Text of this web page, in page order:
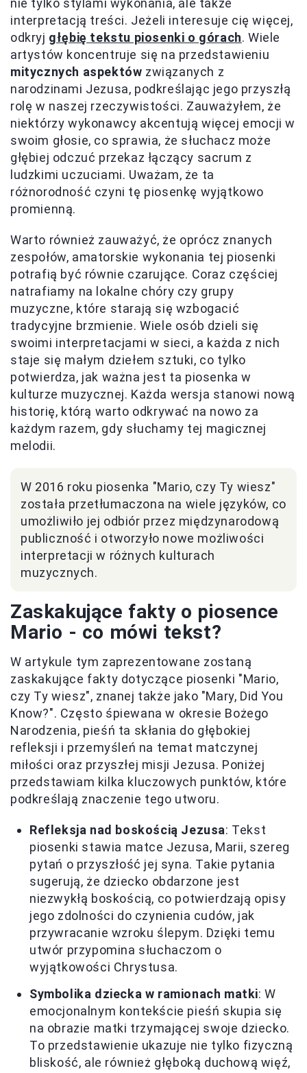
nie tylko stylami wykonania, ale także
interpretacją treści. Jeżeli interesuje cię więcej,
odkryj głębię tekstu piosenki o górach. Wiele
artystów koncentruje się na przedstawieniu
mitycznych aspektów związanych z
narodzinami Jezusa, podkreślając jego przyszłą
rolę w naszej rzeczywistości. Zauważyłem, że
niektórzy wykonawcy akcentują więcej emocji w
swoim głosie, co sprawia, że słuchacz może
głębiej odczuć przekaz łączący sacrum z
ludzkimi uczuciami. Uważam, że ta
różnorodność czyni tę piosenkę wyjątkowo
promienną.
Warto również zauważyć, że oprócz znanych
zespołów, amatorskie wykonania tej piosenki
potrafią być równie czarujące. Coraz częściej
natrafiamy na lokalne chóry czy grupy
muzyczne, które starają się wzbogacić
tradycyjne brzmienie. Wiele osób dzieli się
swoimi interpretacjami w sieci, a każda z nich
staje się małym dziełem sztuki, co tylko
potwierdza, jak ważna jest ta piosenka w
kulturze muzycznej. Każda wersja stanowi nową
historię, którą warto odkrywać na nowo za
każdym razem, gdy słuchamy tej magicznej
melodii.
W 2016 roku piosenka "Mario, czy Ty wiesz"
została przetłumaczona na wiele języków, co
umożliwiło jej odbiór przez międzynarodową
publiczność i otworzyło nowe możliwości
interpretacji w różnych kulturach
muzycznych.
Zaskakujące fakty o piosence
Mario - co mówi tekst?
W artykule tym zaprezentowane zostaną
zaskakujące fakty dotyczące piosenki "Mario,
czy Ty wiesz", znanej także jako "Mary, Did You
Know?". Często śpiewana w okresie Bożego
Narodzenia, pieśń ta skłania do głębokiej
refleksji i przemyśleń na temat matczynej
miłości oraz przyszłej misji Jezusa. Poniżej
przedstawiam kilka kluczowych punktów, które
podkreślają znaczenie tego utworu.
Refleksja nad boskością Jezusa: Tekst
piosenki stawia matce Jezusa, Marii, szereg
pytań o przyszłość jej syna. Takie pytania
sugerują, że dziecko obdarzone jest
niezwykłą boskością, co potwierdzają opisy
jego zdolności do czynienia cudów, jak
przywracanie wzroku ślepym. Dzięki temu
utwór przypomina słuchaczom o
wyjątkowości Chrystusa.
Symbolika dziecka w ramionach matki: W
emocjonalnym kontekście pieśń skupia się
na obrazie matki trzymającej swoje dziecko.
To przedstawienie ukazuje nie tylko fizyczną
bliskość, ale również głęboką duchową więź,